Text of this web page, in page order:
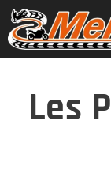
Les